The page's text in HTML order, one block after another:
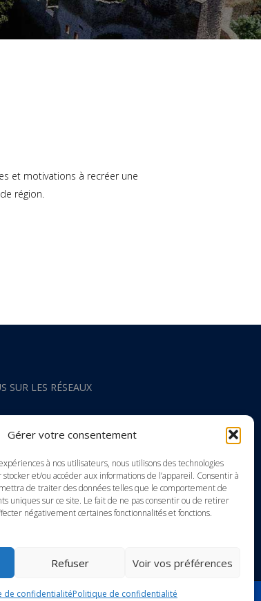
Gérer votre consentement
à nos utilisateurs, nous utilisons des technologies
et/ou accéder aux informations de l’appareil. Consentir à
de traiter des données telles que le comportement de
uniques sur ce site. Le fait de ne pas consentir ou de retirer
négativement certaines fonctionnalités et fonctions.
Refuser Voir vos préférences
de confidentialitéPolitique de confidentialité
et motivations à recréer une
région.
SUR LES RÉSEAUX